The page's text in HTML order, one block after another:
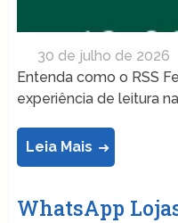
30 de julho de 2026
Entenda como o RSS
experiência de leitura
Leia Mais
WhatsApp